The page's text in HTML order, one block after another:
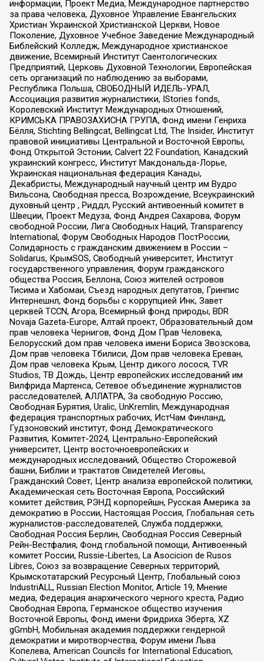
информации, Проект Медиа, Международное партнерство
за права человека, Духовное Управление Евангельских
Христиан Украинской Христианской Церкви, Новое
Поколение, Духовное Учебное Заведение Международный
Библейский Колледж, Международное христианское
движение, Всемирный Институт Саентологических
Предприятий, Церковь Духовной Технологии, Европейская
сеть организаций по наблюдению за выборами,
Республика Польша, СВОБОДНЫЙ ИДЕЛЬ-УРАЛ,
Ассоциация развития журналистики, IStories fonds,
Королевский Институт Международных Отношений,
КРИМСЬКА ПРАВОЗАХИСНА ГРУПА, Фонд имени Генриха
Бёлля, Stichting Bellingcat, Bellingcat Ltd, The Insider, Институт
правовой инициативы Центральной и Восточной Европы,
Фонд Открытой Эстонии, Calvert 22 Foundation, Канадский
украинский конгресс, Институт Макдональда-Лорье,
Украинская национальная федерация Канады,
Декабристы, Международный научный центр им Вудро
Вильсона, Свободная пресса, Возрождение, Всеукраинский
духовный центр , Риддл, Русский антивоенный комитет в
Швеции, Проект Медуза, Фонд Андрея Сахарова, Форум
свободной России, Лига Свободных Наций, Transparеncy
International, Форум Свободных Народов ПостРоссии,
Солидарность с гражданским движением в России –
Solidarus, КрымSOS, Свободный университет, Институт
государственного управления, Форум гражданского
общества Россия, Беллона, Союз жителей островов
Тисима и Хабомаи, Съезд народных депутатов, Гринпис
Интернешнл, Фонд борьбы с коррупцией Инк, Завет
церквей TCCN, Агора, Всемирный фонд природы, BDR
Novaja Gazeta-Europe, Алтай проект, Образовательный дом
прав человека Чернигов, Фонд Дом Прав Человека,
Белорусский дом прав человека имени Бориса Звозскова,
Дом прав человека Тбилиси, Дом прав человека Ереван,
Дом прав человека Крым, Центр дикого лосося, TVR
Studios, ТВ Дождь, Центр европейских исследований им
Вилфрида Мартенса, Сетевое объединение журналистов
расследователей, АЛЛАТРА, За свободную Россию,
Свободная Бурятия, Uralic, UnKremlin, Международная
федерация транспортных рабочих, ИстЧам Финланд,
Гудзоновский институт, Фонд Демократического
Развития, Комитет-2024, Центрально-Европейский
университет, Центр восточноевропейских и
международных исследований, Общество Сторожевой
башни, Библии и трактатов Свидетелей Иеговы,
Гражданский Совет, Центр анализа европейской политики,
Академическая сеть Восточная Европа, Российский
комитет действия, РЭНД корпорейшн, Русская Америка за
демократию в России, Настоящая Россия, Глобальная сеть
журналистов-расследователей, Служба поддержки,
Свободная Россия Берлин, Свободная Россия Северный
Рейн-Вестфалия, Фонд глобальной помощи, Антивоенный
комитет России, Russie-Libertes, La Asocicion de Rusos
Libres, Союз за возвращение Северных территорий,
Крымскотатарский Ресурсный Центр, Глобальный союз
IndustriALL, Russian Election Monitor, Article 19, Мнение
медиа, Федерация анархического черного креста, Радио
Свободная Европа, Германское общество изучения
Восточной Европы, Фонд имени Фридриха Эберта, XZ
gGmbH, Мобильная академия поддержки гендерной
демократии и миротворчества, Форум имени Льва
Копелева, American Councils for International Education,